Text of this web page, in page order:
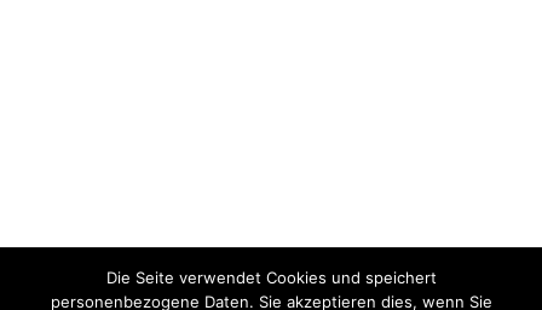
Copyright © Miriam Vollmer 2018-2022 |Impressum|Datenschutz
Die Seite verwendet Cookies und speichert
personenbezogene Daten. Sie akzeptieren dies, wenn Sie